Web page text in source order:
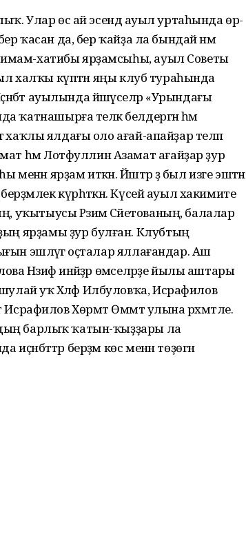
Улар өс ай эсендә ауыл уртаһында өр-
ҡасан да, бер ҡайҙа ла бындай нәмә
имам-хатибы ярҙамсыһы, ауыл Советы
халҡы күптән яңы клуб тураһында
ауылында йәшәүселәр «Урындағы
теләк белдергән һәм
хаҡлы ялдағы оло ағай-апайҙар теләп
һәм Лотфуллин Азамат ағайҙар ҙур
менән ярҙам иткән. Йәштәр ҙә был изге эштән
күрһәткән. Күсей ауыл хакимите
Рәзимә Сәйетованың, балалар
ярҙамы ҙур булған. Клубтың
эшләүгә оҫталар яллағандар. Аш
Нәзифә инәйҙәр өмәселәрҙе йылы аштары
уҡ Хәләф Илбуловҡа, Исрафилов
Исрафилов Хөрмәт Өммәт улына рәхмәтле.
барлыҡ ҡатын-ҡыҙҙары ла
берҙәм көс менән төҙөгән